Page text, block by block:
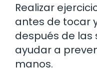
Realizar
antes de tocar
después de las
ayudar a
manos.